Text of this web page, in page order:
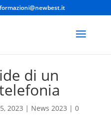
di un
2023 | News 2023 | 0